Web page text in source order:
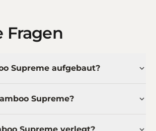
Fragen
Supreme aufgebaut?
Supreme?
Supreme verlegt?